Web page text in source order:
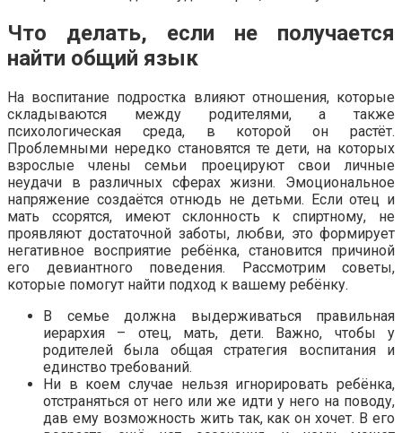
Что делать, если не получается
найти общий язык
На воспитание подростка влияют отношения, которые
складываются между родителями, а также
психологическая среда, в которой он растёт.
Проблемными нередко становятся те дети, на которых
взрослые члены семьи проецируют свои личные
неудачи в различных сферах жизни. Эмоциональное
напряжение создаётся отнюдь не детьми. Если отец и
мать ссорятся, имеют склонность к спиртному, не
проявляют достаточной заботы, любви, это формирует
негативное восприятие ребёнка, становится причиной
его девиантного поведения. Рассмотрим советы,
которые помогут найти подход к вашему ребёнку.
В семье должна выдерживаться правильная
иерархия – отец, мать, дети. Важно, чтобы у
родителей была общая стратегия воспитания и
единство требований.
Ни в коем случае нельзя игнорировать ребёнка,
отстраняться от него или же идти у него на поводу,
дав ему возможность жить так, как он хочет. В его